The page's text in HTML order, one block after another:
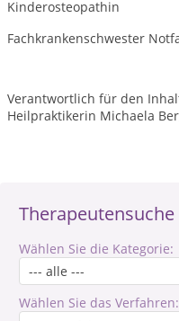
Therapeutensuche
Wählen Sie die Kategorie:
Wählen Sie das Verfahren:
Kinderosteopathin
Fachkrankenschwester
Verantwortlich für den
Heilpraktikerin Michaela